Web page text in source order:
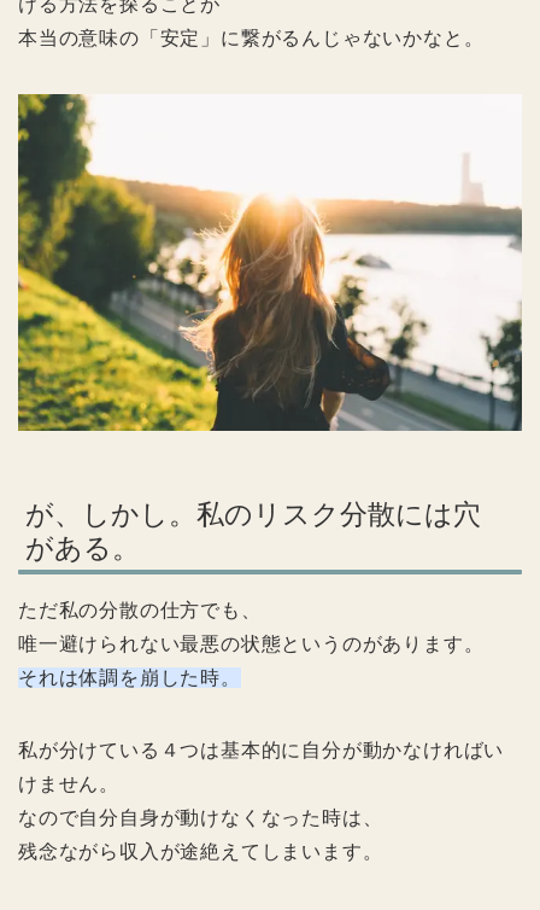
ける方法を探ることが
本当の意味の「安定」に繋がるんじゃないかなと。
が、しかし。私のリスク分散には穴
がある。
ただ私の分散の仕方でも、
唯一避けられない最悪の状態というのがあります。
それは体調を崩した時。
私が分けている４つは基本的に自分が動かなければい
けません。
なので自分自身が動けなくなった時は、
残念ながら収入が途絶えてしまいます。